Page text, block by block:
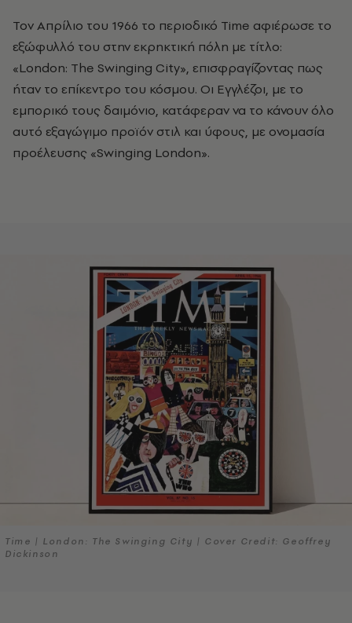
Τον Απρίλιο του 1966 το περιοδικό Time αφιέρωσε το
εξώφυλλό του στην εκρηκτική πόλη με τίτλο:
«London: The Swinging City», επισφραγίζοντας πως
ήταν το επίκεντρο του κόσμου. Οι Εγγλέζοι, με το
εμπορικό τους δαιμόνιο, κατάφεραν να το κάνουν όλο
αυτό εξαγώγιμο προϊόν στιλ και ύφους, με ονομασία
προέλευσης «Swinging London».
Time | London: The Swinging City | Cover Credit: Geoffrey
Dickinson